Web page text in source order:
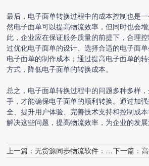
最后，电子面单转换过程中的成本控制也是
然电子面单可以提高物流效率，但同时也会
此，企业应在保证服务质量的前提下，合理
过优化电子面单的设计、选择合适的电子面
电子面单的制作成本；通过提高电子面单的
方式，降低电子面单的转换成本。
总之，电子面单转换过程中的问题多种多样
手，才能确保电子面单的顺利转换。通过加
全、提升用户体验、完善技术支持和控制成
解决这些问题，提高物流效率，为企业的发展
上一篇：无货源同步物流软件：常见问题解答 下一篇： 高